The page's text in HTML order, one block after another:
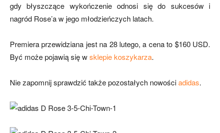
gdy błyszczące wykończenie odnosi się do sukcesów i
nagród Rose’a w jego młodzieńczych latach.
Premiera przewidziana jest na 28 lutego, a cena to $160 USD.
Być może pojawią się wsklepie koszykarza.
Nie zapomnij sprawdzić także pozostałych nowościadidas.